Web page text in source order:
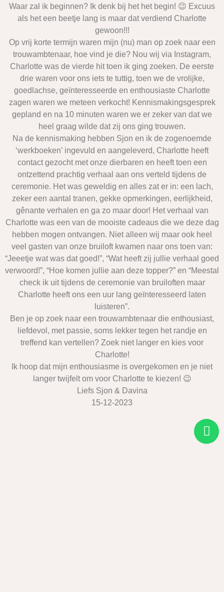
Waar zal ik beginnen? Ik denk bij het het begin! 😉 Excuus
als het een beetje lang is maar dat verdiend Charlotte
gewoon!!!
Op vrij korte termijn waren mijn (nu) man op zoek naar een
trouwambtenaar, hoe vind je die? Nou wij via Instagram,
Charlotte was de vierde hit toen ik ging zoeken. De eerste
drie waren voor ons iets te tuttig, toen we de vrolijke,
goedlachse, geïnteresseerde en enthousiaste Charlotte
zagen waren we meteen verkocht! Kennismakingsgesprek
gepland en na 10 minuten waren we er zeker van dat we
heel graag wilde dat zij ons ging trouwen.
Na de kennismaking hebben Sjon en ik de zogenoemde
‘werkboeken’ ingevuld en aangeleverd, Charlotte heeft
contact gezocht met onze dierbaren en heeft toen een
ontzettend prachtig verhaal aan ons verteld tijdens de
ceremonie. Het was geweldig en alles zat er in: een lach,
zeker een aantal tranen, gekke opmerkingen, eerlijkheid,
gênante verhalen en ga zo maar door! Het verhaal van
Charlotte was een van de mooiste cadeaus die we deze dag
hebben mogen ontvangen. Niet alleen wij maar ook heel
veel gasten van onze bruiloft kwamen naar ons toen van:
“Jeeetje wat was dat goed!”, “Wat heeft zij jullie verhaal goed
verwoord!”, “Hoe komen jullie aan deze topper?” en “Meestal
check ik uit tijdens de ceremonie van bruiloften maar
Charlotte heeft ons een uur lang geïnteresseerd laten
luisteren”.
Ben je op zoek naar een trouwambtenaar die enthousiast,
liefdevol, met passie, soms lekker tegen het randje en
treffend kan vertellen? Zoek niet langer en kies voor
Charlotte!
Ik hoop dat mijn enthousiasme is overgekomen en je niet
langer twijfelt om voor Charlotte te kiezen! 😉
Liefs Sjon & Davina
15-12-2023